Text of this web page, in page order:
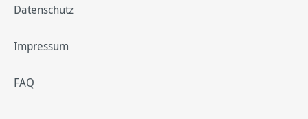
Datenschutz
Impressum
FAQ